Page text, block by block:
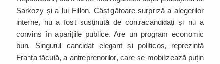
Sarkozy și a lui Fillon. Câștigătoare surpriză a alegerilor
interne, nu a fost susținută de contracandidați și nu a
convins în aparițiile publice. Are un program economic
bun. Singurul candidat elegant și politicos, reprezintă
Franța tăcută, a antreprenorilor, care se mobilizează puțin